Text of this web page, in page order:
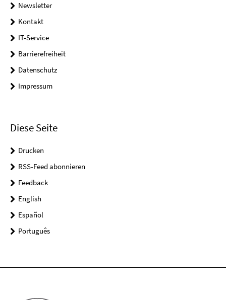
Newsletter
Kontakt
IT-Service
Barrierefreiheit
Datenschutz
Impressum
Diese Seite
Drucken
RSS-Feed abonnieren
Feedback
English
Español
Português